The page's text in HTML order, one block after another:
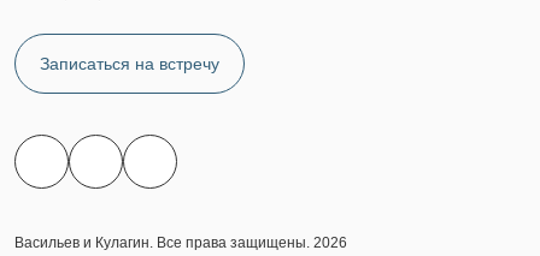
Записаться на встречу
Васильев и Кулагин. Все права защищены. 2026